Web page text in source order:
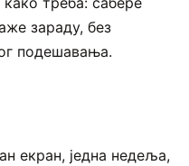
зараду, без
подешавања.
екран, једна недеља,